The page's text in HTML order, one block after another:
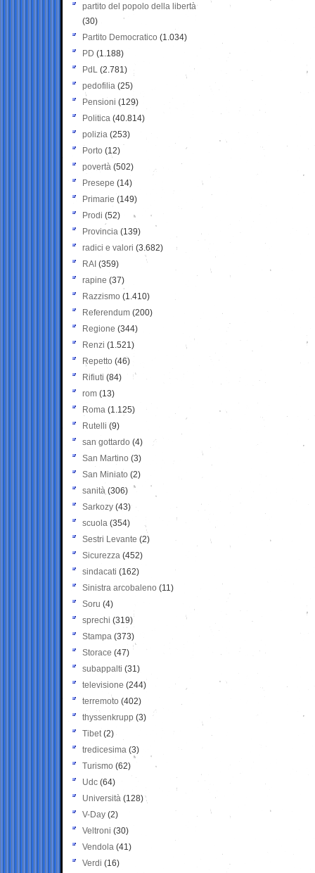
partito del popolo della libertà
(30)
Partito Democratico (1.034)
PD (1.188)
PdL (2.781)
pedofilia (25)
Pensioni (129)
Politica (40.814)
polizia (253)
Porto (12)
povertà (502)
Presepe (14)
Primarie (149)
Prodi (52)
Provincia (139)
radici e valori (3.682)
RAI (359)
rapine (37)
Razzismo (1.410)
Referendum (200)
Regione (344)
Renzi (1.521)
Repetto (46)
Rifiuti (84)
rom (13)
Roma (1.125)
Rutelli (9)
san gottardo (4)
San Martino (3)
San Miniato (2)
sanità (306)
Sarkozy (43)
scuola (354)
Sestri Levante (2)
Sicurezza (452)
sindacati (162)
Sinistra arcobaleno (11)
Soru (4)
sprechi (319)
Stampa (373)
Storace (47)
subappalti (31)
televisione(244)
terremoto (402)
thyssenkrupp (3)
Tibet(2)
tredicesima (3)
Turismo (62)
Udc (64)
Università (128)
V-Day (2)
Veltroni (30)
Vendola (41)
Verdi (16)